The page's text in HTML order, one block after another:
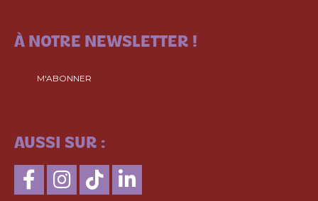
À NOTRE NEWSLETTER !
M'ABONNER
AUSSI SUR :